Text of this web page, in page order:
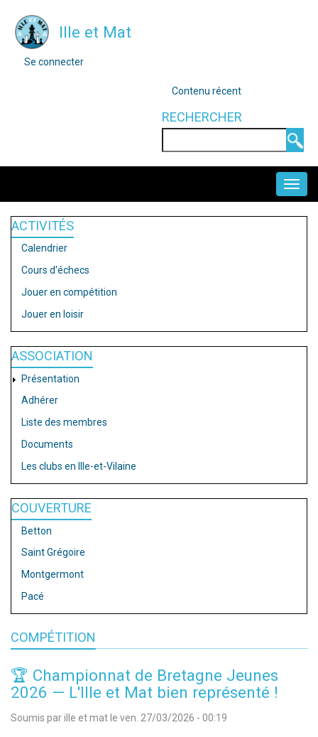
contenu
Ille et Mat
MENU
Se connecter
OUTILS
Contenu récent
RECHERCHER
ACTIVITÉS
Calendrier
Cours d'échecs
Jouer en compétition
Jouer en loisir
ASSOCIATION
Présentation
Adhérer
Liste des membres
Documents
Les clubs en Ille-et-Vilaine
COUVERTURE
Betton
Saint Grégoire
Montgermont
Pacé
COMPÉTITION
🏆 Championnat de Bretagne Jeunes
2026 — L'Ille et Mat bien représenté !
Soumis parille et mat le ven. 27/03/2026 - 00:19